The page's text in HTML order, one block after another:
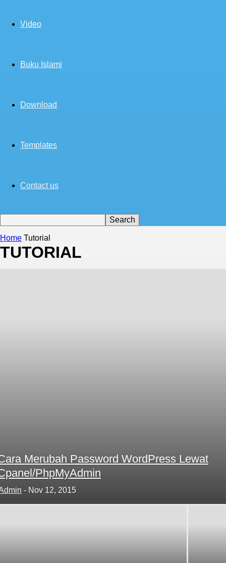
Video
Buku Islami
Download
Templates
Contact us
Home Tutorial
TUTORIAL
Merubah Password WordPress Lewat
PhpMyAdmin
- Nov 12, 2015